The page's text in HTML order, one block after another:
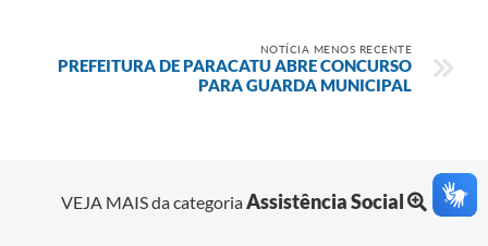
NOTÍCIA MENOS RECENTE
PREFEITURA DE PARACATU ABRE CONCURSO
PARA GUARDA MUNICIPAL
VEJA MAIS da categoriaAssistência Social